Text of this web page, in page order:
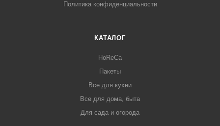
Политика конфиденциальности
КАТАЛОГ
HoReCa
Пакеты
Все для кухни
Все для дома, быта
Для сада и огорода